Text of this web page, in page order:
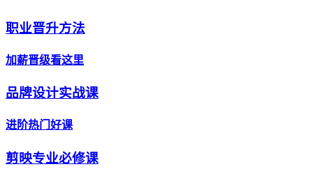
职业晋升方法
加薪晋级看这里
品牌设计实战课
进阶热门好课
剪映专业必修课